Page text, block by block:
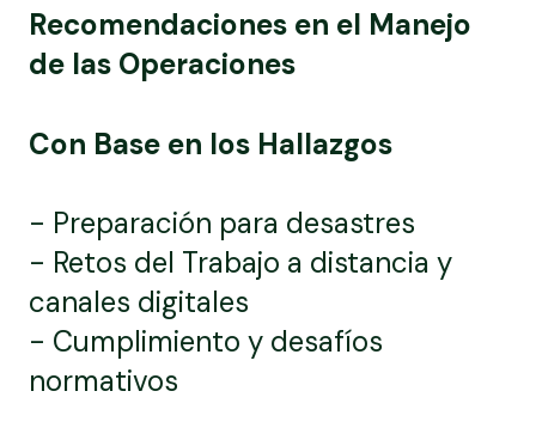
Recomendaciones en el Manejo
de las Operaciones
Con Base en los Hallazgos
- Preparación para desastres
- Retos del Trabajo a distancia y
canales digitales
- Cumplimiento y desafíos
normativos